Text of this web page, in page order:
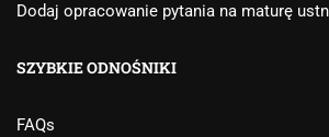
Dodaj opracowanie pytania na maturę
SZYBKIE ODNOŚNIKI
FAQs